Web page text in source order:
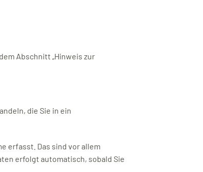
Abschnitt „Hinweis zur
die Sie in ein
erfasst. Das sind vor allem
erfolgt automatisch, sobald Sie